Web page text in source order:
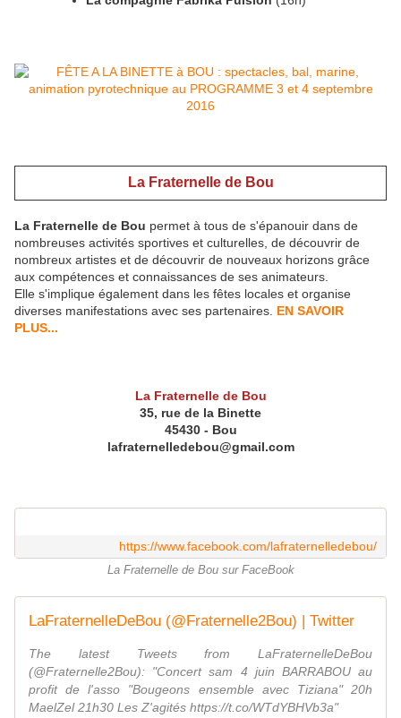
La Fraternelle de Bou
La Fraternelle de Bou permet à tous de s'épanouir dans de
nombreuses activités sportives et culturelles, de découvrir de
nombreux artistes et de découvrir de nouveaux horizons grâce
aux compétences et connaissances de ses animateurs.
Elle s'implique également dans les fêtes locales et organise
diverses manifestations avec ses partenaires. EN SAVOIR
PLUS...
La Fraternelle de Bou
35, rue de la Binette
45430 - Bou
lafraternelledebou@gmail.com
https://www.facebook.com/lafraternelledebou/
La Fraternelle de Bou sur FaceBook
LaFraternelleDeBou (@Fraternelle2Bou) | Twitter
The latest Tweets from LaFraternelleDeBou
(@Fraternelle2Bou): "Concert sam 4 juin BARRABOU au
profit de l'asso "Bougeons ensemble avec Tiziana" 20h
MaelZel 21h30 Les Z'agités https://t.co/WTdYBHVb3a"